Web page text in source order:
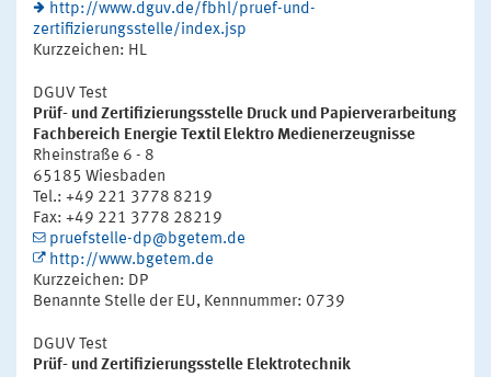
http://www.dguv.de/fbhl/pruef-und-
zertifizierungsstelle/index.jsp
Kurzzeichen: HL
DGUV Test
Prüf- und Zertifizierungsstelle Druck und Papierverarbeitung
Fachbereich Energie Textil Elektro Medienerzeugnisse
Rheinstraße 6 - 8
65185 Wiesbaden
Tel.: +49 221 3778 8219
Fax: +49 221 3778 28219
pruefstelle-dp@bgetem.de
http://www.bgetem.de
Kurzzeichen: DP
Benannte Stelle der EU, Kennnummer: 0739
DGUV Test
Prüf- und Zertifizierungsstelle Elektrotechnik